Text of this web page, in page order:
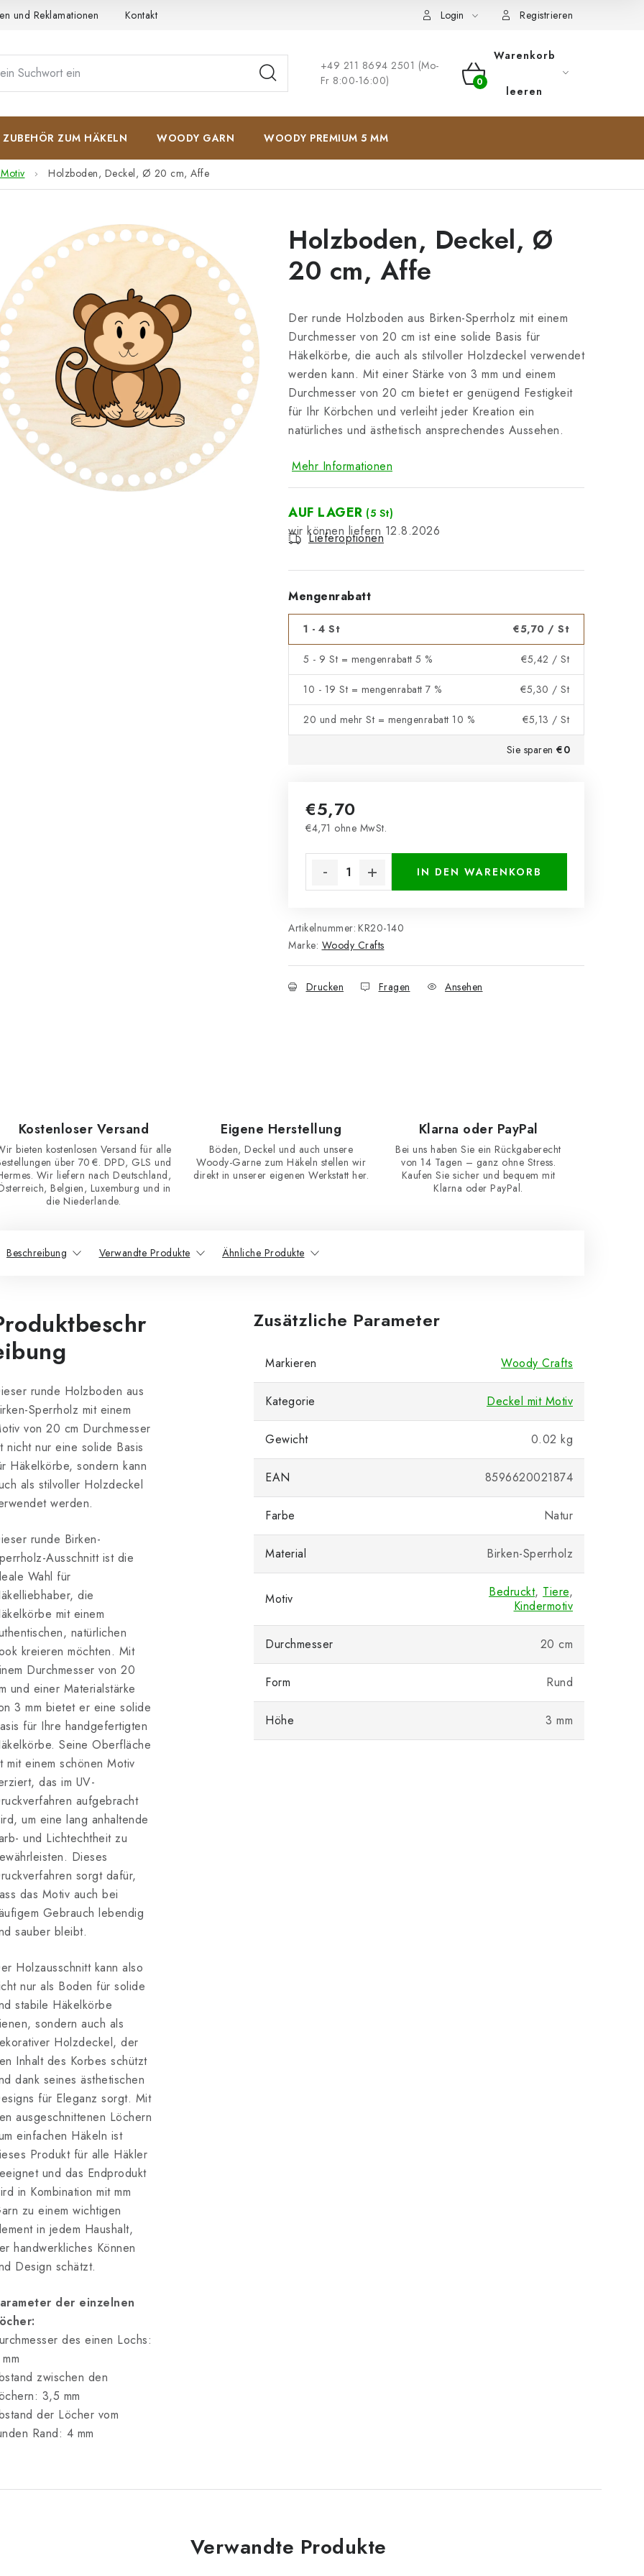
und Reklamationen Kontakt Login Registrieren
+49 211 8694 2501 (Mo-
Fr 8:00-16:00)
WARENKORB
Warenkorb
leeren
ZUBEHÖR ZUM HÄKELN WOODY GARN WOODY PREMIUM 5 MM
Holzboden, Deckel, Ø 20 cm, Affe
Holzboden, Deckel, Ø
20 cm, Affe
Der runde Holzboden aus Birken-Sperrholz mit einem
Durchmesser von 20 cm ist eine solide Basis für
Häkelkörbe, die auch als stilvoller Holzdeckel verwendet
werden kann. Mit einer Stärke von 3 mm und einem
Durchmesser von 20 cm bietet er genügend Festigkeit
für Ihr Körbchen und verleiht jeder Kreation ein
natürliches und ästhetisch ansprechendes Aussehen.
Mehr Informationen
AUF LAGER (5 St)
12.8.2026
Lieferoptionen
Mengenrabatt
1 - 4 St €5,70 / St
5 - 9 St = mengenrabatt 5 % €5,42 / St
10 - 19 St = mengenrabatt 7 % €5,30 / St
20 und mehr St = mengenrabatt 10 % €5,13 / St
Sie sparen €0
€5,70
€4,71 ohne MwSt.
IN DEN WARENKORB
Artikelnummer: KR20-140
Marke: Woody Crafts
Drucken Fragen Ansehen
Kostenloser Versand
bieten kostenlosen Versand für alle
über 70 €. DPD, GLS und
Wir liefern nach Deutschland,
Belgien, Luxemburg und in
die Niederlande.
Eigene Herstellung
Böden, Deckel und auch unsere
Woody-Garne zum Häkeln stellen wir
direkt in unserer eigenen Werkstatt her.
Klarna oder PayPal
Bei uns haben Sie ein Rückgaberecht
von 14 Tagen – ganz ohne Stress.
Kaufen Sie sicher und bequem mit
Klarna oder PayPal.
Beschreibung Verwandte Produkte Ähnliche Produkte
runde Holzboden aus
Sperrholz mit einem
von 20 cm Durchmesser
nicht nur eine solide Basis
Häkelkörbe, sondern kann
als stilvoller Holzdeckel
werden.
runde Birken-
Ausschnitt ist die
Wahl für
die
mit einem
natürlichen
kreieren möchten. Mit
Durchmesser von 20
und einer Materialstärke
3 mm bietet er eine solide
für Ihre handgefertigten
Seine Oberfläche
mit einem schönen Motiv
das im UV-
aufgebracht
um eine lang anhaltende
und Lichtechtheit zu
Dieses
sorgt dafür,
das Motiv auch bei
Gebrauch lebendig
sauber bleibt.
Holzausschnitt kann also
nur als Boden für solide
stabile Häkelkörbe
sondern auch als
Holzdeckel, der
Inhalt des Korbes schützt
dank seines ästhetischen
für Eleganz sorgt. Mit
ausgeschnittenen Löchern
einfachen Häkeln ist
Produkt für alle Häkler
und das Endprodukt
in Kombination mit mm
zu einem wichtigen
in jedem Haushalt,
handwerkliches Können
Design schätzt.
der einzelnen
des einen Lochs:
zwischen den
3,5 mm
der Löcher vom
Rand: 4 mm
Zusätzliche Parameter
Markieren Woody Crafts
Kategorie Deckel mit Motiv
Gewicht 0.02 kg
EAN 8596620021874
Farbe Natur
Material Birken-Sperrholz
Motiv Bedruckt, Tiere,
Kindermotiv
Durchmesser 20 cm
Form Rund
Höhe 3 mm
Verwandte Produkte